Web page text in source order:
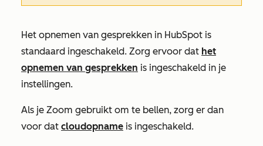
Het opnemen van gesprekken in HubSpot is
standaard ingeschakeld. Zorg ervoor dat het
opnemen van gesprekken is ingeschakeld in je
instellingen.
Als je Zoom gebruikt om te bellen, zorg er dan
voor dat cloudopname is ingeschakeld.